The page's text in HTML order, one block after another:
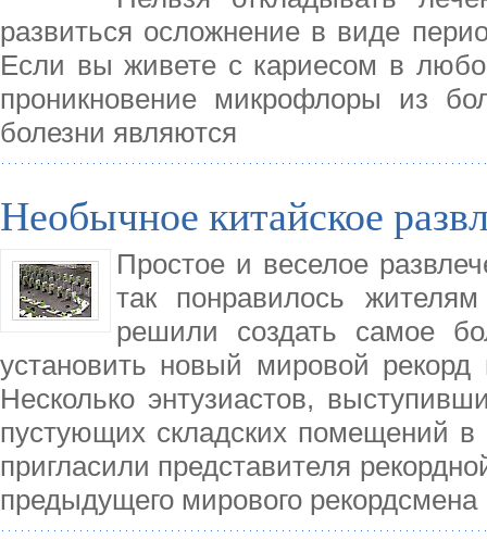
развиться осложнение в виде
Если вы живете с кариесом в
проникновение микрофлоры из
болезни являются
Необычное китайское
Простое и веселое
так понравилось
решили создать самое
установить новый мировой рекорд
Несколько энтузиастов,
пустующих складских помещений
пригласили представителя
предыдущего мирового рекордсмена